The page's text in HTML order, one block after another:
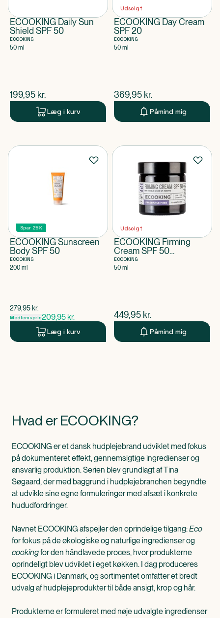
ECOOKING Daily Sun
Shield SPF 50
ECOOKING
50 ml
$nuværende pris
199,95 kr.
Læg i kurv
Udsolgt
ECOOKING Day Cream
SPF 20
ECOOKING
50 ml
$nuværende pris
369,95 kr.
Påmind mig
Spar 25%
ECOOKING Sunscreen
Body SPF 50
ECOOKING
200 ml
$gammel pris
279,95 kr.
Medlemspris209,95 kr.
Læg i kurv
Udsolgt
ECOOKING Firming
Cream SPF 50
Fragrance-Free
ECOOKING
50 ml
$nuværende pris
449,95 kr.
Påmind mig
Hvad er ECOOKING?
ECOOKING er et dansk hudplejebrand udviklet med fokus
på dokumenteret effekt, gennemsigtige ingredienser og
ansvarlig produktion. Serien blev grundlagt af Tina
Søgaard, der med baggrund i hudplejebranchen begyndte
at udvikle sine egne formuleringer med afsæt i konkrete
hududfordringer.
Navnet ECOOKING afspejler den oprindelige tilgang:Eco
for fokus på de økologiske og naturlige ingredienser og
cookingfor den håndlavede proces, hvor produkterne
oprindeligt blev udviklet i eget køkken. I dag produceres
ECOOKING i Danmark, og sortimentet omfatter et bredt
udvalg af hudplejeprodukter til både ansigt, krop og hår.
Produkterne er formuleret med nøje udvalgte ingredienser